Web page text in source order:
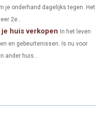
je onderhand dagelijks tegen. Het
2e...
huis verkopen In het leven
en gebeurtenissen. Is nu voor
ander huis...